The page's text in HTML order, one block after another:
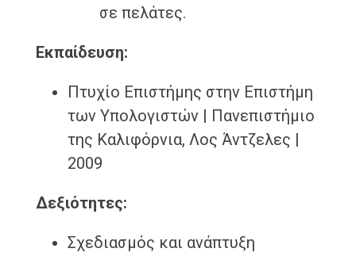
σε πελάτες.
Εκπαίδευση:
Πτυχίο Επιστήμης στην Επιστήμη
των Υπολογιστών | Πανεπιστήμιο
της Καλιφόρνια, Λος Άντζελες |
2009
Δεξιότητες:
Σχεδιασμός και ανάπτυξη